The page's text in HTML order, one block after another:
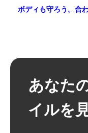
ボディも守ろう。合
あなた
イルを